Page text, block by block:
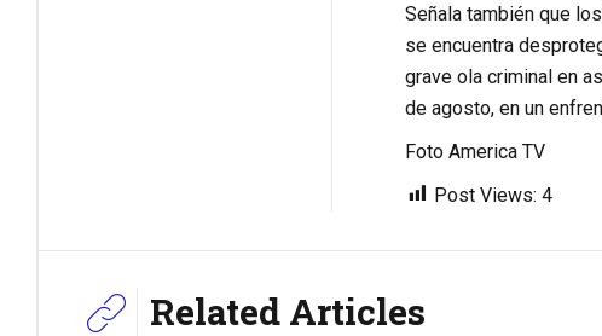
Señala también que
se encuentra
grave ola criminal en
de agosto, en un
Foto America TV
Post Views: 4
Related Articles